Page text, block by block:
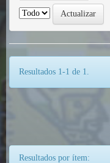
Resultados 1-1 de 1.
Resultados por ítem: